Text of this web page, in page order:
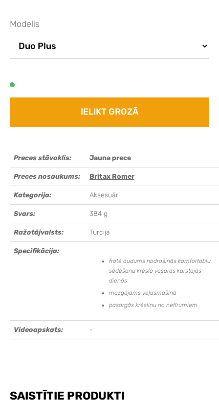
Modelis
IELIKT GROZĀ
Preces stāvoklis: Jauna prece
Preces nosaukums: Britax Romer
Kategorija: Aksesuāri
Svars: 384 g
Ražotājvalsts: Turcija
Specifikācija:
frotē audums nodrošinās komfortablu
sēdēšanu krēslā vasaras karstajās
dienās
mazgājams veļasmašīnā
pasargās krēsliņu no netīrumiem
Videoapskats: -
SAISTĪTIE PRODUKTI